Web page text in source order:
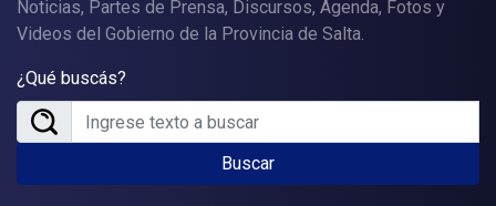
Noticias, Partes de Prensa, Discursos, Agenda, Fotos y
Videos del Gobierno de la Provincia de Salta.
¿Qué buscás?
Buscar